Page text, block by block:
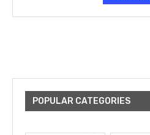
POPULAR CATEGORIES